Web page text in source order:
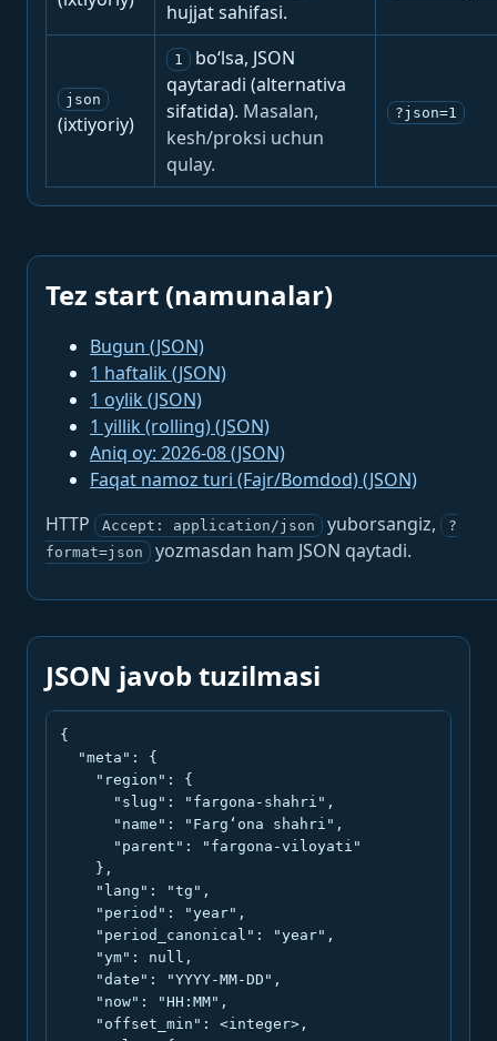
hujjat sahifasi.
json
(ixtiyoriy)
1
bo‘lsa, JSON
qaytaradi (alternativa
sifatida). Masalan,
kesh/proksi uchun
qulay.
?json=1
Tez start (namunalar)
Bugun (JSON)
1 haftalik (JSON)
1 oylik (JSON)
1 yillik (rolling) (JSON)
Aniq oy: 2026-08 (JSON)
Faqat namoz turi (Fajr/Bomdod) (JSON)
HTTP
Accept: application/json yuborsangiz,
?
format=json
yozmasdan ham JSON qaytadi.
JSON javob tuzilmasi
{
  "meta": {
    "region": {
      "slug": "fargona-shahri",
      "name": "Farg‘ona shahri",
      "parent": "fargona-viloyati"
    },
    "lang": "tg",
    "period": "year",
    "period_canonical": "year",
    "ym": null,
    "date": "YYYY-MM-DD",
    "now": "HH:MM",
    "offset_min": <integer>,